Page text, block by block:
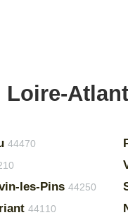
Loire-
44470
les-Pins 44250
44110